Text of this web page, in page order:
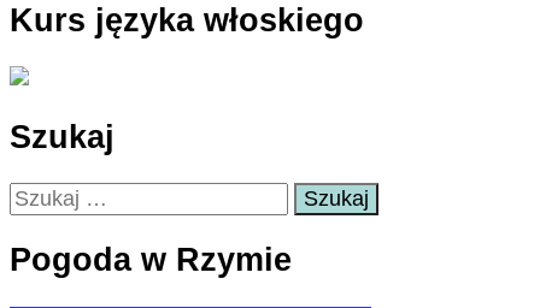
Kurs języka włoskiego
Szukaj
Szukaj:
Pogoda w Rzymie